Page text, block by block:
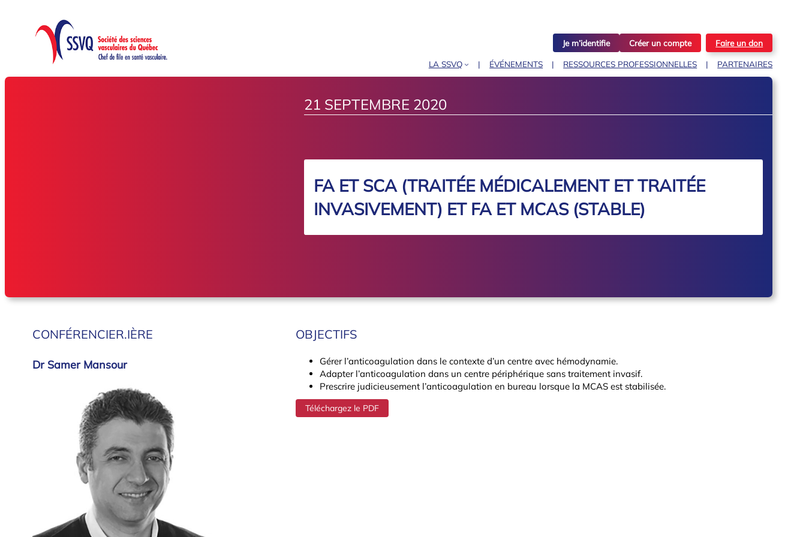
Je m’identifie Créer un compte Faire un don
LA SSVQ ÉVÉNEMENTS RESSOURCES PROFESSIONNELLES PARTENAIRES
21 SEPTEMBRE 2020
FA ET SCA (TRAITÉE MÉDICALEMENT ET TRAITÉE
INVASIVEMENT) ET FA ET MCAS (STABLE)
CONFÉRENCIER.IÈRE
Dr Samer Mansour
OBJECTIFS
Gérer l’anticoagulation dans le contexte d’un centre avec hémodynamie.
Adapter l’anticoagulation dans un centre périphérique sans traitement invasif.
Prescrire judicieusement l’anticoagulation en bureau lorsque la MCAS est stabilisée.
Téléchargez le PDF